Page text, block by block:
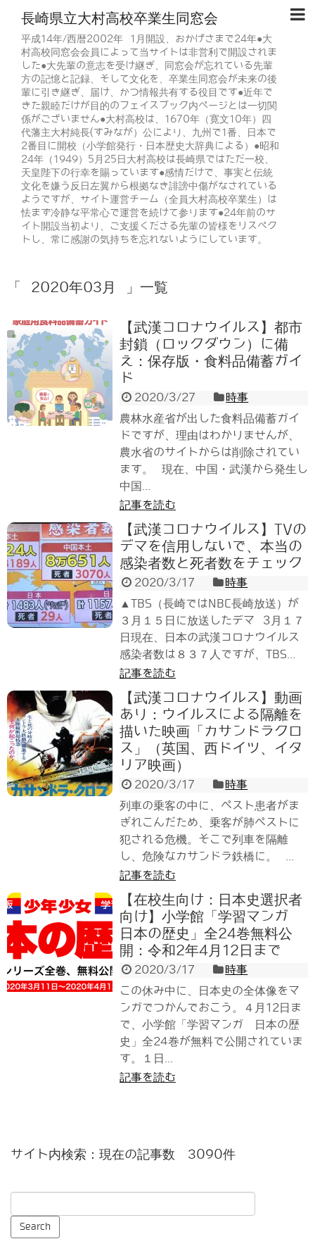
長崎県立大村高校卒業生同窓会
平成14年/西暦2002年 1月開設、おかげさまで24年●大
村高校同窓会会員によって当サイトは非営利で開設されま
した●大先輩の意志を受け継ぎ、同窓会が忘れている先輩
方の記憶と記録、そして文化を、卒業生同窓会が未来の後
輩に引き継ぎ、届け、かつ情報共有する役目です●近年で
きた親睦だけが目的のフェイスブック内ページとは一切関
係がございません●大村高校は、1670年（寛文10年）四
代藩主大村純長(すみなが）公により、九州で1番、日本で
2番目に開校（小学館発行・日本歴史大辞典による）●昭和
24年（1949）5月25日大村高校は長崎県ではただ一校、
天皇陛下の行幸を賜っています●感情だけで、事実と伝統
文化を嫌う反日左翼から根拠なき誹謗中傷がなされている
ようですが、サイト運営チーム（全員大村高校卒業生）は
怯まず冷静な平常心で運営を続けて参ります●24年前のサ
イト開設当初より、ご支援くださる先輩の皆様をリスペク
トし、常に感謝の気持ちを忘れないようにしています。
「 2020年03月 」一覧
【武漢コロナウイルス】都市
封鎖（ロックダウン）に備
え：保存版・食料品備蓄ガイ
ド
2020/3/27
時事
農林水産省が出した食料品備蓄ガイ
ドですが、理由はわかりませんが、
農水省のサイトからは削除されてい
ます。 現在、中国・武漢から発生し
中国...
記事を読む
【武漢コロナウイルス】TVの
デマを信用しないで、本当の
感染者数と死者数をチェック
2020/3/17
時事
▲TBS（長崎ではNBC長崎放送）が
３月１５日に放送したデマ 3月１７
日現在、日本の武漢コロナウイルス
感染者数は８３７人ですが、TBS...
記事を読む
【武漢コロナウイルス】動画
あり：ウイルスによる隔離を
描いた映画「カサンドラクロ
ス」（英国、西ドイツ、イタ
リア映画）
2020/3/17
時事
列車の乗客の中に、ペスト患者がま
ぎれこんだため、乗客が肺ペストに
犯される危機。そこで列車を隔離
し、危険なカサンドラ鉄橋に。 ...
記事を読む
【在校生向け：日本史選択者
向け】小学館「学習マンガ
日本の歴史」全24巻無料公
開：令和2年4月12日まで
2020/3/17
時事
この休み中に、日本史の全体像をマ
ンガでつかんでおこう。４月12日ま
で、小学館「学習マンガ 日本の歴
史」全24巻が無料で公開されていま
す。１日...
記事を読む
サイト内検索：現在の記事数 3090件